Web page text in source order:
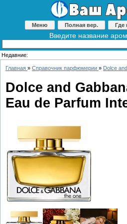
Меню Полная вер. Где
Введите название
Недавние:
Главная » Справочник парфюмерии » Dolce
Dolce and
Eau de Parfum